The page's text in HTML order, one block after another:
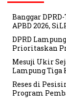
Banggar
APBD 2026,
DPRD
Prioritaskan
Mesuji Ukir
Lampung Tiga
Reses di
Program